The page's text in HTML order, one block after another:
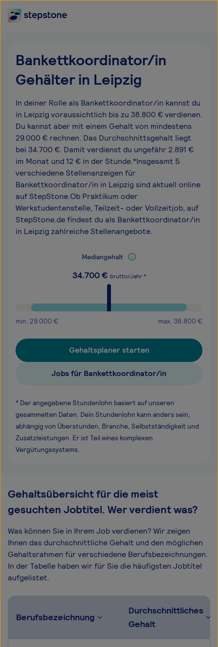
Bankettkoordinator/in
Gehälter in Leipzig
In deiner Rolle als Bankettkoordinator/in kannst du
in Leipzig voraussichtlich bis zu 38.800 € verdienen.
Du kannst aber mit einem Gehalt von mindestens
29.000 € rechnen. Das Durchschnittsgehalt liegt
bei 34.700 €. Damit verdienst du ungefähr 2.891 €
im Monat und 12 € in der Stunde.*Insgesamt 5
verschiedene Stellenanzeigen für
Bankettkoordinator/in in Leipzig sind aktuell online
auf StepStone.Ob Praktikum oder
Werkstudentenstelle, Teilzeit- oder Vollzeitjob, auf
StepStone.de findest du als Bankettkoordinator/in
in Leipzig zahlreiche Stellenangebote.
Mediangehalt
34.700€ brutto/Jahr *
min. 29.000 € max. 38.800 €
Gehaltsplaner starten
Jobs für Bankettkoordinator/in
* Der angegebene Stundenlohn basiert auf unseren
gesammelten Daten. Dein Stundenlohn kann anders sein,
abhängig von Überstunden, Branche, Selbstständigkeit und
Zusatzleistungen. Er ist Teil eines komplexen
Vergütungssystems.
Gehaltsübersicht für die meist
gesuchten Jobtitel. Wer verdient was?
Was können Sie in Ihrem Job verdienen? Wir zeigen
Ihnen das durchschnittliche Gehalt und den möglichen
Gehaltsrahmen für verschiedene Berufsbezeichnungen.
In der Tabelle haben wir für Sie die häufigsten Jobtitel
aufgelistet.
Berufsbezeichnung
Durchschnittliches
Gehalt